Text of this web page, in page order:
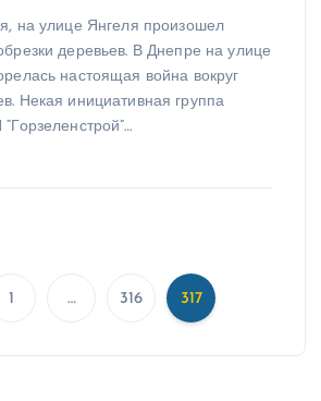
на улице Янгеля произошел
деревьев. В Днепре на улице
настоящая война вокруг
Некая инициативная группа
П
1 … 316 317